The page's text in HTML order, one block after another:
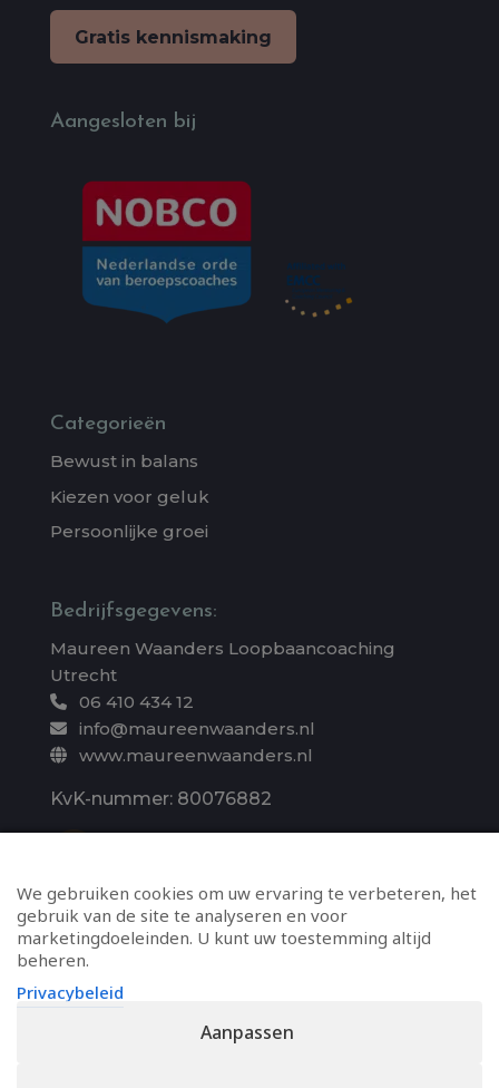
Gratis kennismaking
Aangesloten bij
Categorieën
Bewust in balans
Kiezen voor geluk
Persoonlijke groei
Bedrijfsgegevens:
Maureen Waanders Loopbaancoaching
Utrecht
06 410 434 12
info@maureenwaanders.nl
www.maureenwaanders.nl
KvK-nummer: 80076882
We gebruiken cookies om uw ervaring te verbeteren, het
gebruik van de site te analyseren en voor
marketingdoeleinden. U kunt uw toestemming altijd
beheren.
Privacybeleid
Aanpassen